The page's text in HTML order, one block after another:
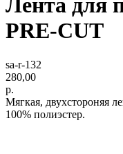
Лента для
PRE-CUT
sa-r-132
280,00
р.
Мягкая, двухстороняя
100% полиэстер.